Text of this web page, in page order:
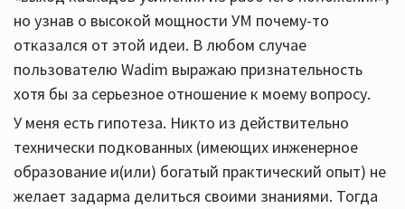
но узнав о высокой мощности УМ почему-то
отказался от этой идеи. В любом случае
пользователю Wadim выражаю признательность
хотя бы за серьезное отношение к моему вопросу.
У меня есть гипотеза. Никто из действительно
технически подкованных (имеющих инженерное
образование и(или) богатый практический опыт) не
желает задарма делиться своими знаниями. Тогда